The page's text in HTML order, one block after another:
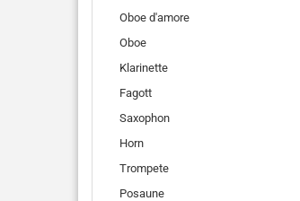
Oboe d'amore
Oboe
Klarinette
Fagott
Saxophon
Horn
Trompete
Posaune